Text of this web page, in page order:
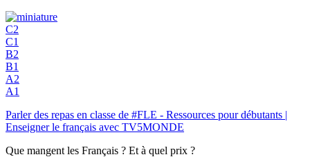
C2
C1
B2
B1
A2
A1
Parler des repas en classe de #FLE - Ressources pour débutants |
Enseigner le français avec TV5MONDE
Que mangent les Français ? Et à quel prix ?